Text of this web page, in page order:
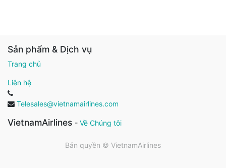
Sản phẩm & Dịch vụ
Trang chủ
Liên hệ
Telesales@vietnamairlines.com
VietnamAirlines - Về Chúng tôi
Bản quyền © VietnamAirlines